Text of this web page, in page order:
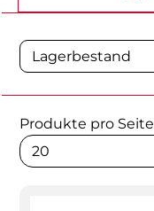
Produkte pro Seite